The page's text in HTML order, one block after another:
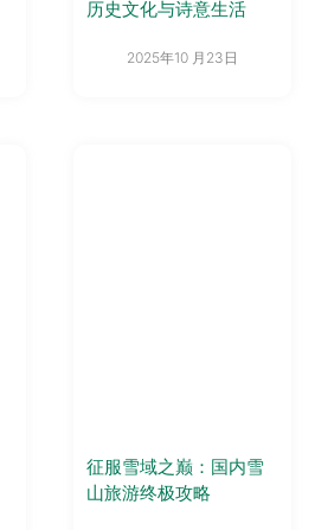
历史文化与诗意生活
2025年10 月23日
征服雪域之巅：国内雪
山旅游终极攻略